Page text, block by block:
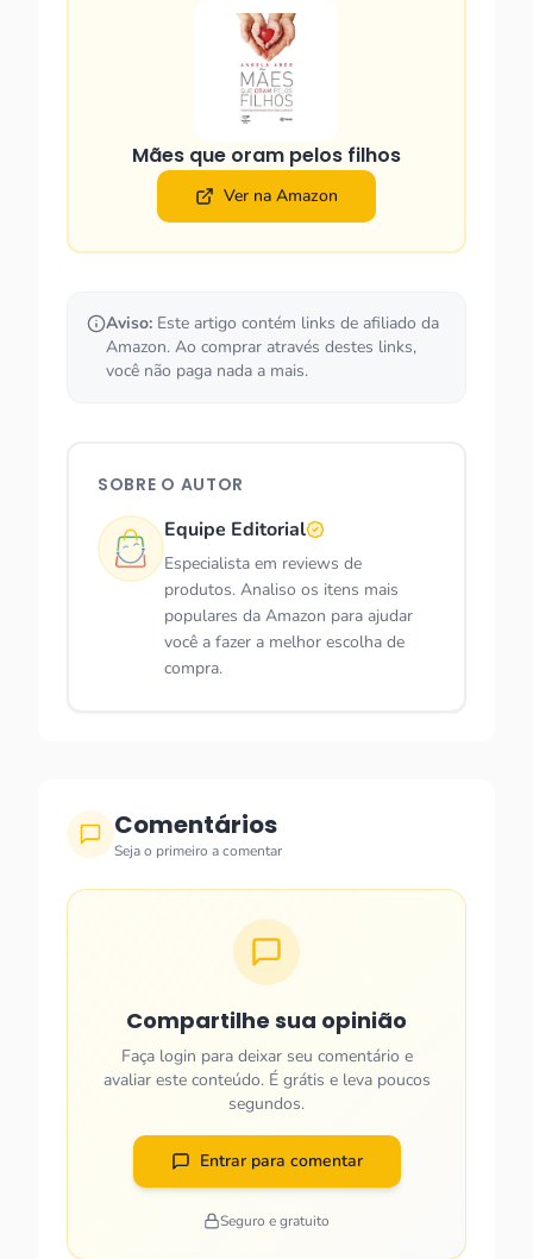
Mães que oram pelos filhos
Ver na Amazon
Aviso: Este artigo contém links de afiliado da
Amazon. Ao comprar através destes links,
você não paga nada a mais.
SOBRE O AUTOR
Equipe Editorial
Especialista em reviews de
produtos. Analiso os itens mais
populares da Amazon para ajudar
você a fazer a melhor escolha de
compra.
Comentários
Seja o primeiro a comentar
Compartilhe sua opinião
Faça login para deixar seu comentário e
avaliar este conteúdo. É grátis e leva poucos
segundos.
Entrar para comentar
Seguro e gratuito